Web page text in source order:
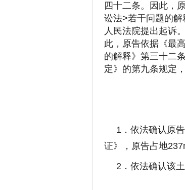
四十二条。因此，
讼法>若干问题的
人民法院提出起诉
此，原告依据《最
的解释》第三十二
定》的第九条规定
1．依法确认原
证》，原告占地
2．依法确认该